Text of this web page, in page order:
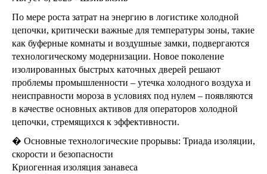
По мере роста затрат на энергию в логистике холодной
цепочки, критически важные для температуры зоны, такие
как буферные комнаты и воздушные замки, подвергаются
технологическому модернизации. Новое поколение
изолированных быстрых каточных дверей решают
проблемы промышленности – утечка холодного воздуха и
неисправности мороза в условиях под нулем – появляются
в качестве основных активов для операторов холодной
цепочки, стремящихся к эффективности.
� Основные технологические прорывы: Триада изоляции,
скорости и безопасности
Криогенная изоляция занавеса